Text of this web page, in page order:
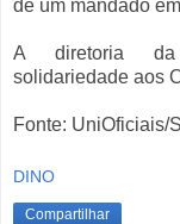
de um mandado
A diretoria da
solidariedade aos
Fonte: UniOficiais/
DINO
Compartilhar